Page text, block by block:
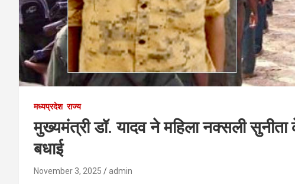
मध्यप्रदेश राज्य
मुख्यमंत्री डॉ. यादव ने महिला नक्सली
बधाई
November 3, 2025 admin